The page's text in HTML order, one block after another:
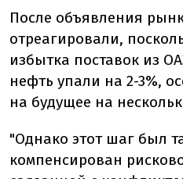
После объявления
отреагировали,
избытка поставок из
нефть упали на 2-3%,
на будущее на
"Однако этот шаг был
компенсирован